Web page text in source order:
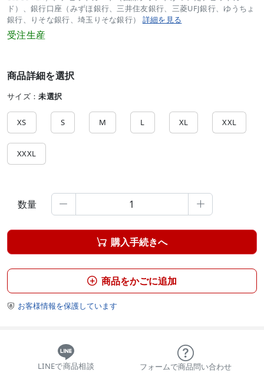
ド）、銀行口座（みずほ銀行、三井住友銀行、三菱UFJ銀行、ゆうちょ
銀行、りそな銀行、埼玉りそな銀行） 詳細を見る
受注生産
商品詳細を選択
サイズ：未選択
XS S M L XL XXL
XXXL
数量  
 購入手続きへ
 商品をかごに追加
 お客様情報を保護しています
LINEで商品相談 フォームで商品問い合わせ